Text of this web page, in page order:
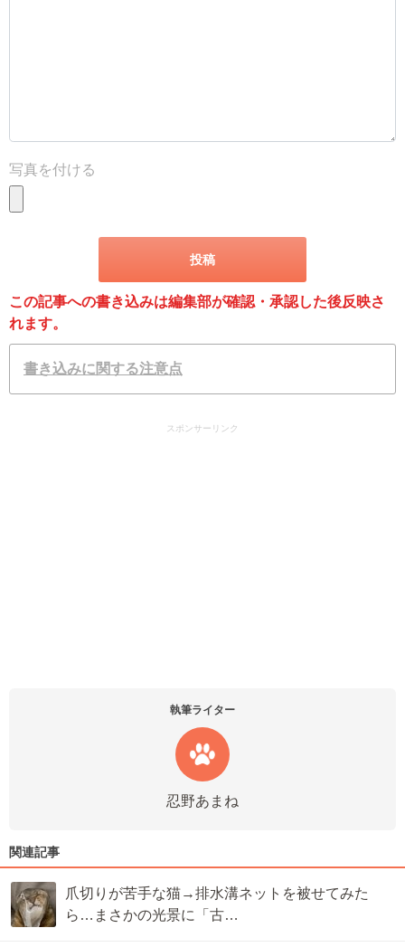
写真を付ける
この記事への書き込みは編集部が確認・承認した後反映さ
れます。
書き込みに関する注意点
スポンサーリンク
執筆ライター
忍野あまね
関連記事
爪切りが苦手な猫→排水溝ネットを被せてみた
ら…まさかの光景に「古…